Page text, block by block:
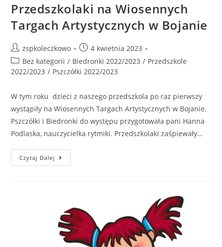
Przedszkolaki na Wiosennych
Targach Artystycznych w Bojanie
zspkoleczkowo
4 kwietnia 2023
Bez kategorii / Biedronki 2022/2023 / Przedszkole
2022/2023 / Pszczółki 2022/2023
W tym roku dzieci z naszego przedszkola po raz pierwszy
wystąpiły na Wiosennych Targach Artystycznych w Bojanie.
Pszczółki i Biedronki do występu przygotowała pani Hanna
Podlaska, nauczycielka rytmiki. Przedszkolaki zaśpiewały…
Czytaj Dalej